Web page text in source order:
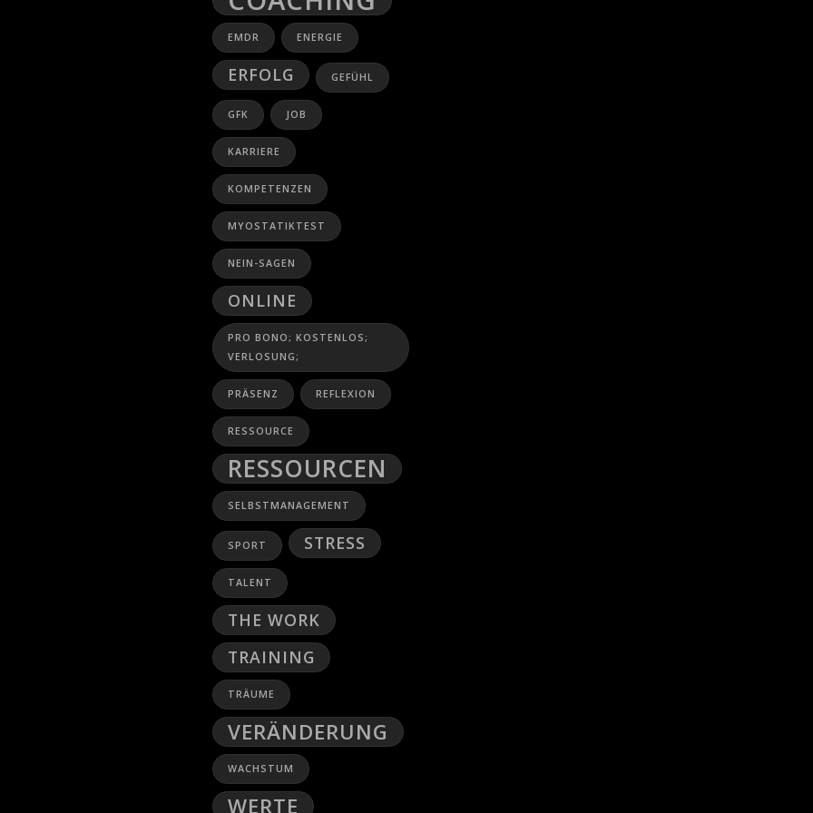
EMDR ENERGIE
ERFOLG GEFÜHL
GFK JOB
KARRIERE
KOMPETENZEN
MYOSTATIKTEST
NEIN-SAGEN
ONLINE
PRO BONO; KOSTENLOS;
VERLOSUNG;
PRÄSENZ REFLEXION
RESSOURCE
RESSOURCEN
SELBSTMANAGEMENT
SPORT STRESS
TALENT
THE WORK
TRAINING
TRÄUME
VERÄNDERUNG
WACHSTUM
WERTE